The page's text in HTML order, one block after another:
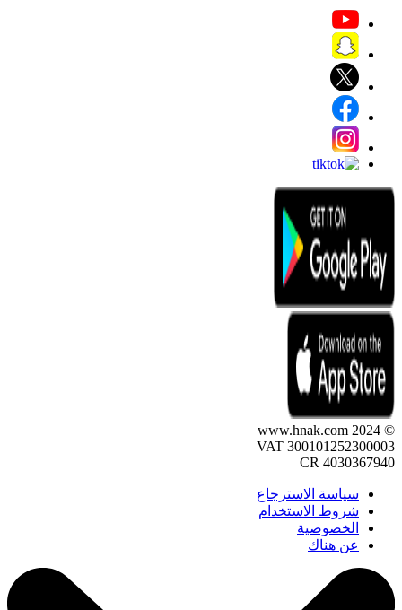
© 2024 www.hnak.com
VAT 300101252300003
CR 4030367940
سياسة الاسترجاع
شروط الاستخدام
الخصوصية
عن هناك